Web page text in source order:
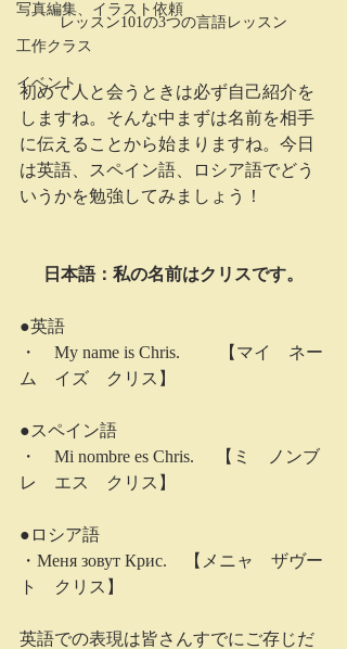
写真編集、イラスト依頼
工作クラス
イベント
レッスン101の3つの言語レッスン
初めて人と会うときは必ず自己紹介を
しますね。そんな中まずは名前を相手
に伝えることから始まりますね。今日
は英語、スペイン語、ロシア語でどう
いうかを勉強してみましょう！
日本語：私の名前はクリスです。
●英語
・　My name is Chris. 　　【マイ　ネー
ム　イズ　クリス】
●スペイン語
・　Mi nombre es Chris. 　【ミ　ノンブ
レ　エス　クリス】
●ロシア語
・Меня зовут Крис.　【メニャ　ザヴー
ト　クリス】
英語での表現は皆さんすでにご存じだ